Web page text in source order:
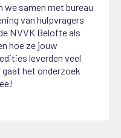
we samen met bureau
van hulpvragers
NVVK Belofte als
hoe ze jouw
leverden veel
het onderzoek